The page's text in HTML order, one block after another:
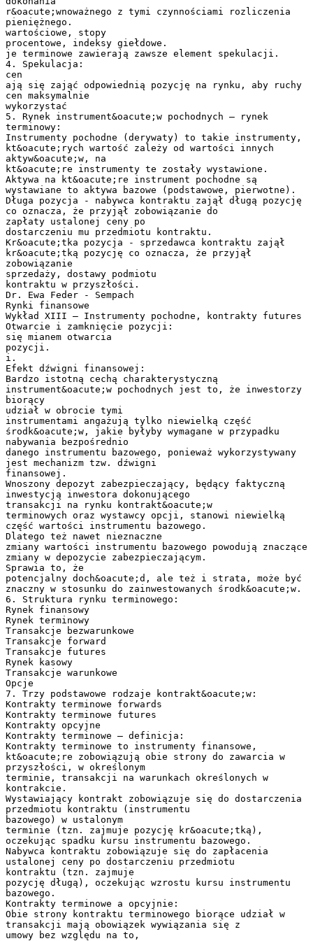
r&oacute;wnoważnego z tymi czynnościami rozliczenia
pieniężnego.
wartościowe, stopy
procentowe, indeksy giełdowe.
je terminowe zawierają zawsze element spekulacji.
4. Spekulacja:
cen
ają się zająć odpowiednią pozycję na rynku, aby ruchy
cen maksymalnie
wykorzystać
5. Rynek instrument&oacute;w pochodnych – rynek
terminowy:
Instrumenty pochodne (derywaty) to takie instrumenty,
kt&oacute;rych wartość zależy od wartości innych
aktyw&oacute;w, na
kt&oacute;re instrumenty te zostały wystawione.
Aktywa na kt&oacute;re instrument pochodne są
wystawiane to aktywa bazowe (podstawowe, pierwotne).
Długa pozycja - nabywca kontraktu zajął długą pozycję
co oznacza, że przyjął zobowiązanie do
zapłaty ustalonej ceny po
dostarczeniu mu przedmiotu kontraktu.
Kr&oacute;tka pozycja - sprzedawca kontraktu zajął
kr&oacute;tką pozycję co oznacza, że przyjął
zobowiązanie
sprzedaży, dostawy podmiotu
kontraktu w przyszłości.
Dr. Ewa Feder - Sempach
Rynki finansowe
Wykład XIII – Instrumenty pochodne, kontrakty futures
Otwarcie i zamknięcie pozycji:
się mianem otwarcia
pozycji.
i.
Efekt dźwigni finansowej:
Bardzo istotną cechą charakterystyczną
instrument&oacute;w pochodnych jest to, że inwestorzy
biorący
udział w obrocie tymi
instrumentami angażują tylko niewielką część
środk&oacute;w, jakie byłyby wymagane w przypadku
nabywania bezpośrednio
danego instrumentu bazowego, ponieważ wykorzystywany
jest mechanizm tzw. dźwigni
finansowej.
Wnoszony depozyt zabezpieczający, będący faktyczną
inwestycją inwestora dokonującego
transakcji na rynku kontrakt&oacute;w
terminowych oraz wystawcy opcji, stanowi niewielką
część wartości instrumentu bazowego.
Dlatego też nawet nieznaczne
zmiany wartości instrumentu bazowego powodują znaczące
zmiany w depozycie zabezpieczającym.
Sprawia to, że
potencjalny doch&oacute;d, ale też i strata, może być
znaczny w stosunku do zainwestowanych środk&oacute;w.
6. Struktura rynku terminowego:
Rynek finansowy
Rynek terminowy
Transakcje bezwarunkowe
Transakcje forward
Transakcje futures
Rynek kasowy
Transakcje warunkowe
Opcje
7. Trzy podstawowe rodzaje kontrakt&oacute;w:
Kontrakty terminowe forwards
Kontrakty terminowe futures
Kontrakty opcyjne
Kontrakty terminowe – definicja:
Kontrakty terminowe to instrumenty finansowe,
kt&oacute;re zobowiązują obie strony do zawarcia w
przyszłości, w określonym
terminie, transakcji na warunkach określonych w
kontrakcie.
Wystawiający kontrakt zobowiązuje się do dostarczenia
przedmiotu kontraktu (instrumentu
bazowego) w ustalonym
terminie (tzn. zajmuje pozycję kr&oacute;tką),
oczekując spadku kursu instrumentu bazowego.
Nabywca kontraktu zobowiązuje się do zapłacenia
ustalonej ceny po dostarczeniu przedmiotu
kontraktu (tzn. zajmuje
pozycję długą), oczekując wzrostu kursu instrumentu
bazowego.
Kontrakty terminowe a opcyjnie:
Obie strony kontraktu terminowego biorące udział w
transakcji mają obowiązek wywiązania się z
umowy bez względu na to,